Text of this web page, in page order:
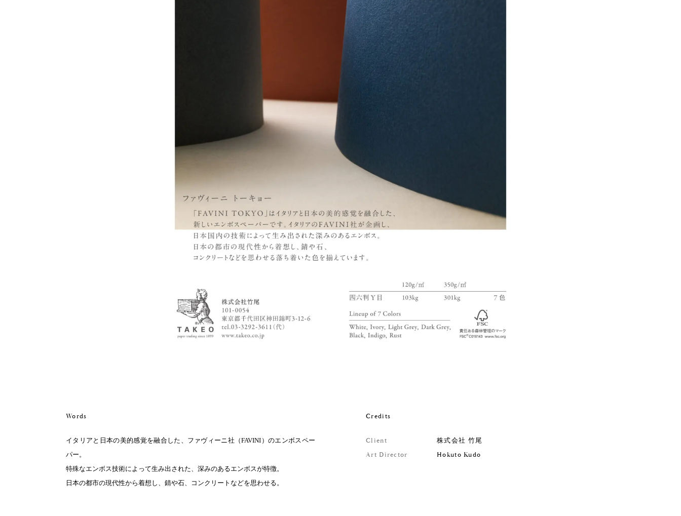
Words
イタリアと日本の美的感覚を融合した、ファヴィーニ社（FAVINI）のエンボスペー
パー。
特殊なエンボス技術によって生み出された、深みのあるエンボスが特徴。
日本の都市の現代性から着想し、錆や石、コンクリートなどを思わせる。
Credits
Client
株式会社 竹尾
Art Director
Hokuto Kudo